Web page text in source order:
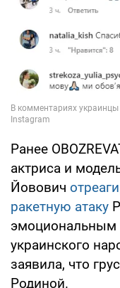
Ранее
актриса и
Йовович
ракетную атаку
эмоциональным
украинского
заявила, что
Родиной.